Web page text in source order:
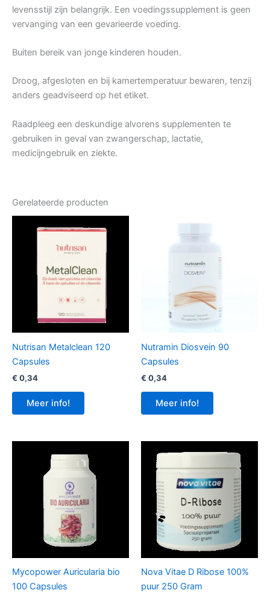
levensstijl zijn belangrijk. Een voedingssupplement is geen
vervanging van een gevarieerde voeding.
Buiten bereik van jonge kinderen houden.
Droog, afgesloten en bij kamertemperatuur bewaren, tenzij
anders geadviseerd op het etiket.
Raadpleeg een deskundige alvorens supplementen te
gebruiken in geval van zwangerschap, lactatie,
medicijngebruik en ziekte.
Gerelateerde producten
Nutrisan Metalclean 120
Capsules
€ 0,34
Meer info!
Nutramin Diosvein 90
Capsules
€ 0,34
Meer info!
Mycopower Auricularia bio
100 Capsules
Nova Vitae D Ribose 100%
puur 250 Gram